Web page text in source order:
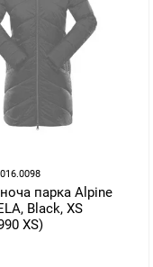
парка Alpine
Black, XS
XS)